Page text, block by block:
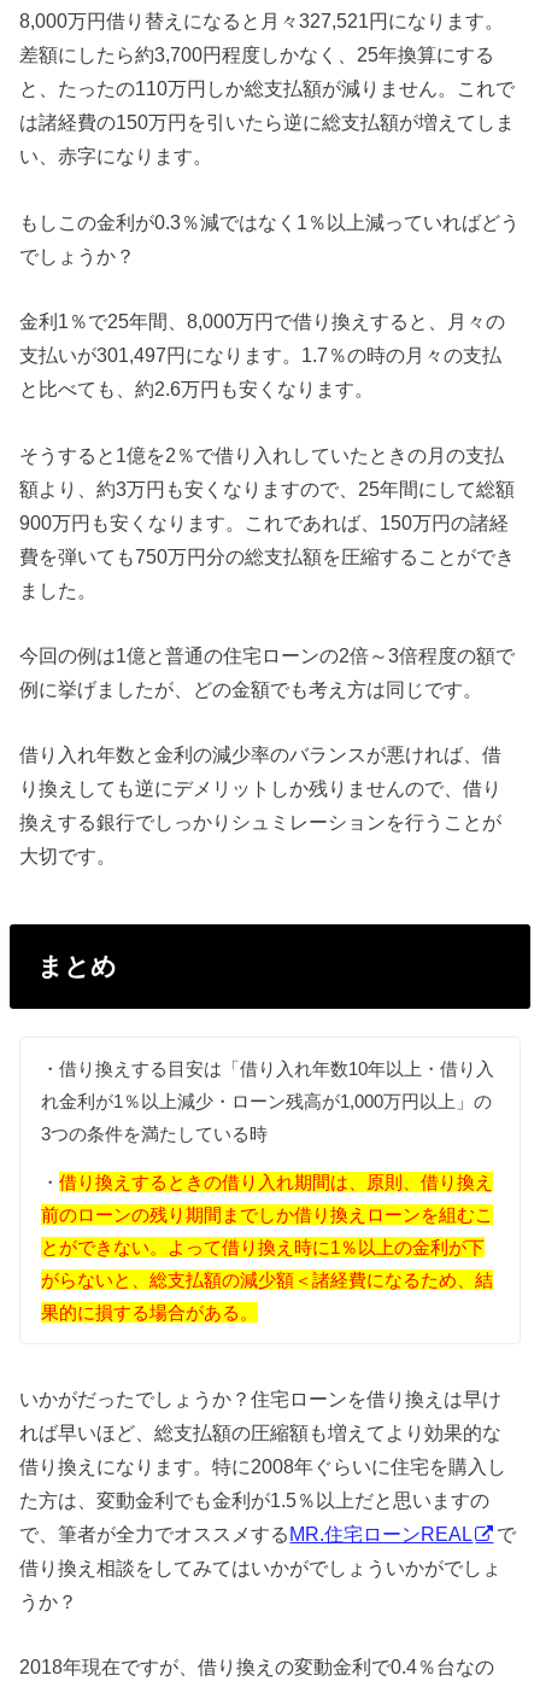
8,000万円借り替えになると月々327,521円になります。
差額にしたら約3,700円程度しかなく、25年換算にする
と、たったの110万円しか総支払額が減りません。これで
は諸経費の150万円を引いたら逆に総支払額が増えてしま
い、赤字になります。
もしこの金利が0.3％減ではなく1％以上減っていればどう
でしょうか？
金利1％で25年間、8,000万円で借り換えすると、月々の
支払いが301,497円になります。1.7％の時の月々の支払
と比べても、約2.6万円も安くなります。
そうすると1億を2％で借り入れしていたときの月の支払
額より、約3万円も安くなりますので、25年間にして総額
900万円も安くなります。これであれば、150万円の諸経
費を弾いても750万円分の総支払額を圧縮することができ
ました。
今回の例は1億と普通の住宅ローンの2倍～3倍程度の額で
例に挙げましたが、どの金額でも考え方は同じです。
借り入れ年数と金利の減少率のバランスが悪ければ、借
り換えしても逆にデメリットしか残りませんので、借り
換えする銀行でしっかりシュミレーションを行うことが
大切です。
まとめ
・借り換えする目安は「借り入れ年数10年以上・借り入
れ金利が1％以上減少・ローン残高が1,000万円以上」の
3つの条件を満たしている時
・借り換えするときの借り入れ期間は、原則、借り換え
前のローンの残り期間までしか借り換えローンを組むこ
とができない。よって借り換え時に1％以上の金利が下
がらないと、総支払額の減少額＜諸経費になるため、結
果的に損する場合がある。
いかがだったでしょうか？住宅ローンを借り換えは早け
れば早いほど、総支払額の圧縮額も増えてより効果的な
借り換えになります。特に2008年ぐらいに住宅を購入し
た方は、変動金利でも金利が1.5％以上だと思いますの
で、筆者が全力でオススメするMR.住宅ローンREAL
で
借り換え相談をしてみてはいかがでしょういかがでしょ
うか？
2018年現在ですが、借り換えの変動金利で0.4％台なの